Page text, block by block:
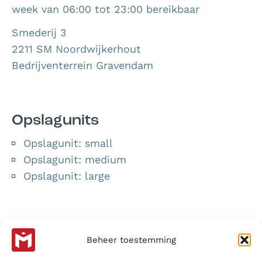
Beheer toestemming
week van 06:00 tot 23:00 bereikbaar
Smederij 3
2211 SM Noordwijkerhout
Bedrijventerrein Gravendam
Opslagunits
Opslagunit: small
Opslagunit: medium
Opslagunit: large
Oplossingen
Buitenunits